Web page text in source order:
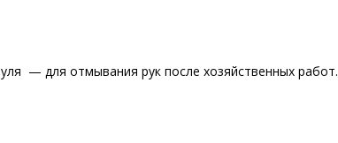
— для отмывания рук после хозяйственных работ.